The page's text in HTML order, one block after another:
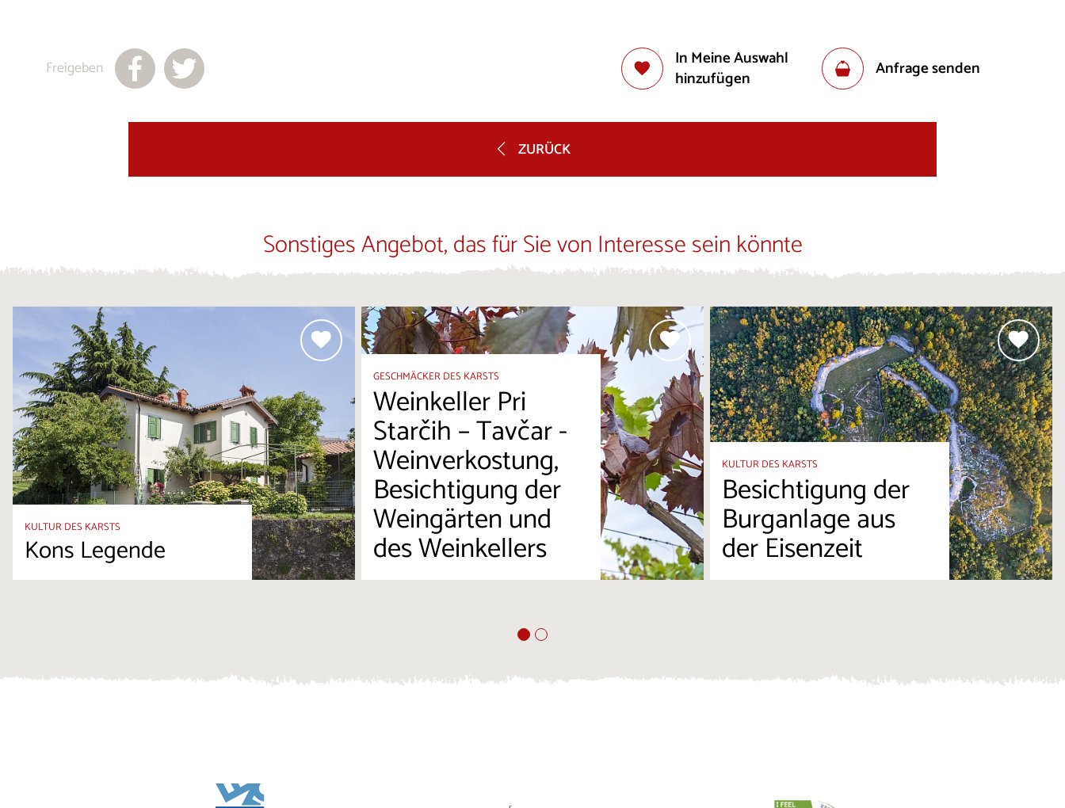
In Meine Auswahl
hinzufügen
Anfrage senden
Freigeben
ZURÜCK
Sonstiges Angebot, das für Sie von Interesse sein könnte
KULTUR DES KARSTS
Kons Legende
GESCHMÄCKER DES KARSTS
Weinkeller Pri
Starčih – Tavčar -
Weinverkostung,
Besichtigung der
Weingärten und
des Weinkellers
KULTUR DES KARSTS
Besichtigung der
Burganlage aus
der Eisenzeit